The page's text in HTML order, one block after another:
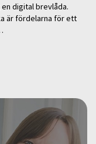
digital brevlåda.
är fördelarna för ett